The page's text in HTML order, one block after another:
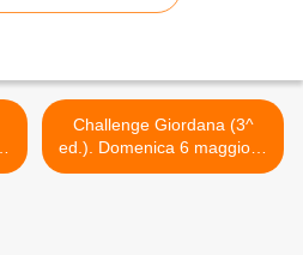
Challenge Giordana (3^
ed.). Domenica 6 maggio la
"cavalcata" continua con la